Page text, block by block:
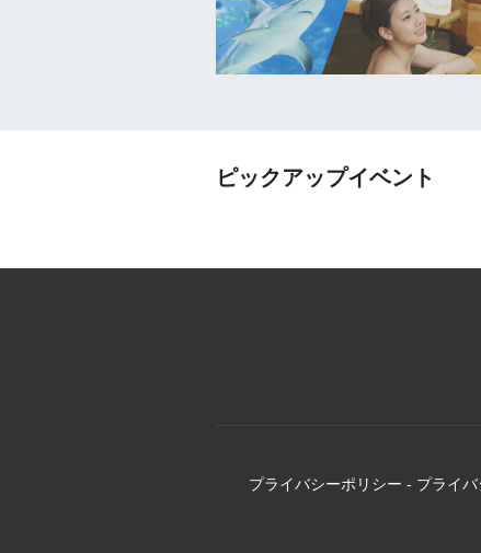
ピックアップイベント
プライバシーポリシー - プライ